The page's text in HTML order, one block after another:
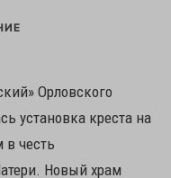
Орловского
установка креста на
в честь
Новый храм